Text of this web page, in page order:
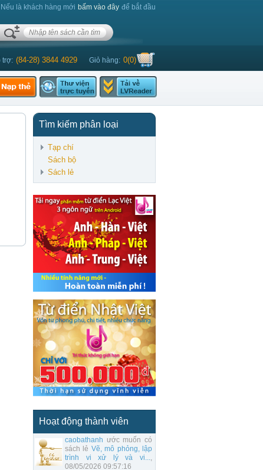
là khách hàng mới bấm vào đây để bắt đầu
trợ: (84-28) 3844 4929 Giỏ hàng: 0(0)
Tìm kiếm phân loại
Tạp chí
Sách bộ
Sách lẻ
Hoạt động thành viên
caobathanh ước muốn có
sách lẻ Vẽ, mô phỏng, lập
trình vi xử lý và vi...,
08/05/2026 09:57:16